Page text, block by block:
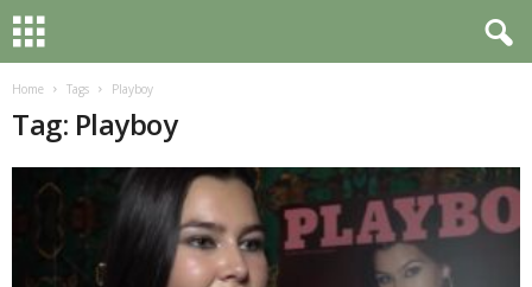
Home Tags Playboy
Tag: Playboy